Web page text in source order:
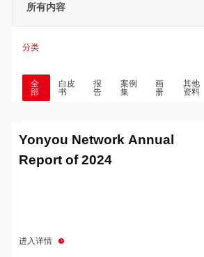
所有内容
分类
全
部
白皮
书
报
告
案例
集
画
册
其他
资料
Yonyou Network Annual
Report of 2024
进入详情